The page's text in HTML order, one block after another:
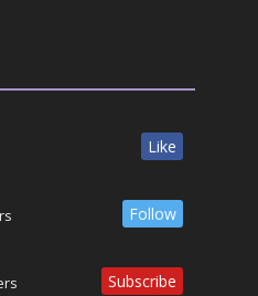
Like
Follow
Subscribe